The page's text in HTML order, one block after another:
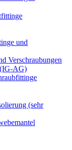
und
Verschraubungen
(IG-AG)
(sehr